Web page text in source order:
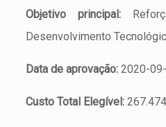
Objetivo principal:
Desenvolvimento
Data de aprovação: 2020-
Custo Total Elegível: